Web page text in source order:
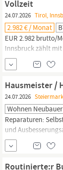
Finanzen,
Vollzeit
24.07.2026 Tirol,
2.982 € / Monat
EUR 2.982 brutto/
Innsbruck zählt
erfolgreichsten
Vorarlberg, Wien,
Schweiz und
sofort einen
Hausmeister /
24.07.2026
Wohnen Neubauer
Reparaturen:
und
Objektkontrolle:
des
Routinierte:r